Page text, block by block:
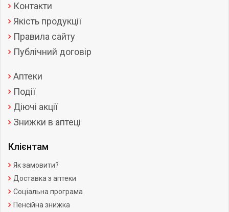
Контакти
Якість продукції
Правила сайту
Публічний договір
Аптеки
Події
Діючі акції
Знижки в аптеці
Клієнтам
Як замовити?
Доставка з аптеки
Соціальна програма
Пенсійна знижка